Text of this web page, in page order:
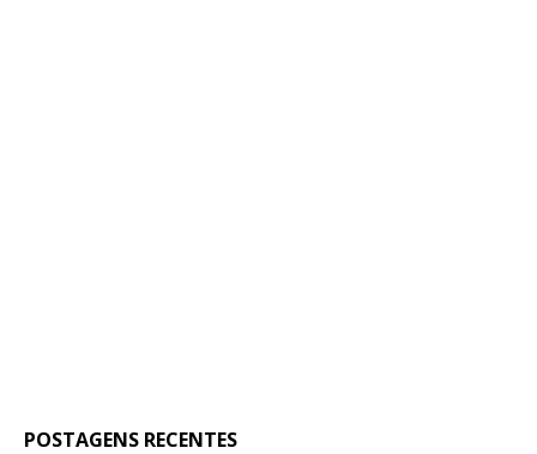
POSTAGENS RECENTES